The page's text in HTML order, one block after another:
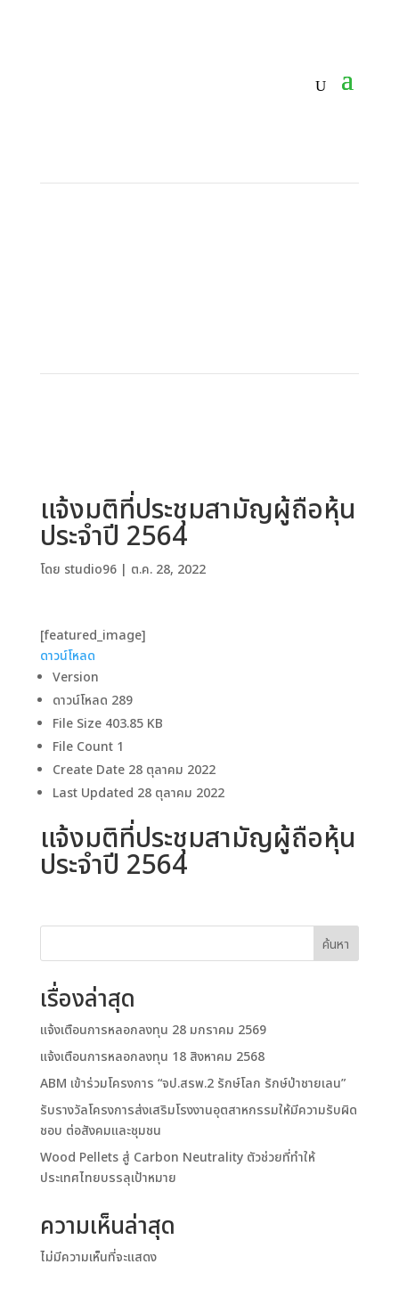
แจ้งมติที่ประชุมสามัญผู้ถือหุ้น
ประจำปี 2564
โดย studio96| ต.ค. 28, 2022
[featured_image]
ดาวน์โหลด
Version
ดาวน์โหลด 289
File Size 403.85 KB
File Count 1
Create Date 28 ตุลาคม 2022
Last Updated 28 ตุลาคม 2022
แจ้งมติที่ประชุมสามัญผู้ถือหุ้น
ประจำปี 2564
ค้นหา
เรื่องล่าสุด
แจ้งเตือนการหลอกลงทุน 28 มกราคม 2569
แจ้งเตือนการหลอกลงทุน 18 สิงหาคม 2568
ABM เข้าร่วมโครงการ “จป.สรพ.2 รักษ์โลก รักษ์ป่าชายเลน”
รับรางวัลโครงการส่งเสริมโรงงานอุตสาหกรรมให้มีความรับผิด
ชอบ ต่อสังคมและชุมชน
Wood Pellets สู่ Carbon Neutrality ตัวช่วยที่ทำให้
ประเทศไทยบรรลุเป้าหมาย
ความเห็นล่าสุด
ไม่มีความเห็นที่จะแสดง